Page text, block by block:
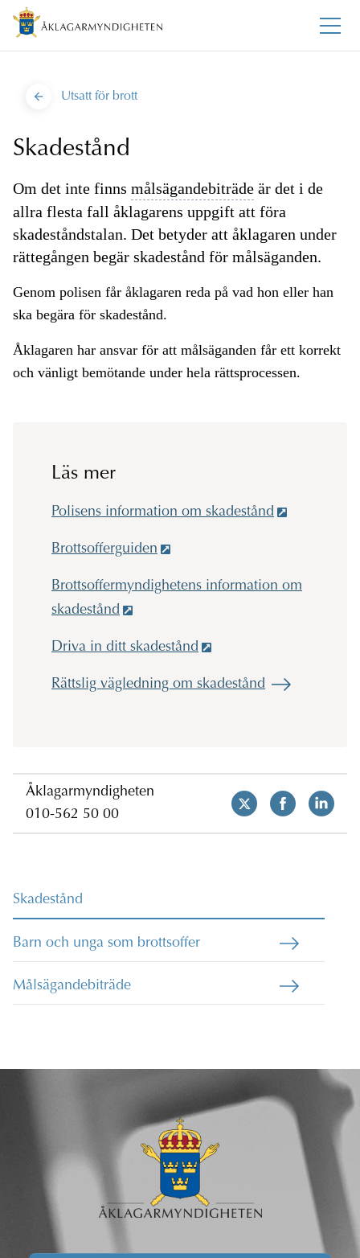
Utsatt för brott
Skadestånd
Om det inte finns målsägandebiträde är det i de
allra flesta fall åklagarens uppgift att föra
skadeståndstalan. Det betyder att åklagaren under
rättegången begär skadestånd för målsäganden.
Genom polisen får åklagaren reda på vad hon eller han
ska begära för skadestånd.
Åklagaren har ansvar för att målsäganden får ett korrekt
och vänligt bemötande under hela rättsprocessen.
Läs mer
Polisens information om skadestånd
Brottsofferguiden
Brottsoffermyndighetens information om
skadestånd
Driva in ditt skadestånd
Rättslig vägledning om skadestånd
Åklagarmyndigheten
010-562 50 00
Skadestånd
Barn och unga som brottsoffer
Målsägandebiträde